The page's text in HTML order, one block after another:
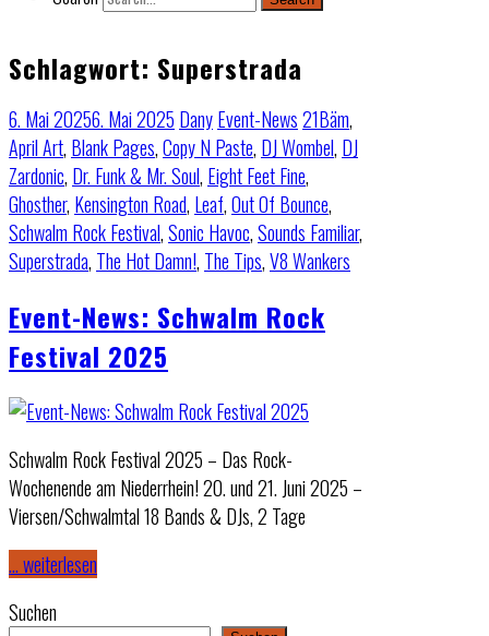
Schlagwort: Superstrada
6. Mai 20256. Mai 2025 DanyEvent-News21Bäm,
April Art, Blank Pages,Copy N Paste, DJ Wombel, DJ
Zardonic, Dr. Funk & Mr. Soul, Eight Feet Fine,
Ghosther, Kensington Road, Leaf,Out Of Bounce,
Schwalm Rock Festival,Sonic Havoc,Sounds Familiar,
Superstrada, The Hot Damn!, The Tips,V8 Wankers
Event-News: Schwalm Rock
Festival 2025
Schwalm Rock Festival 2025 – Das Rock-
Wochenende am Niederrhein! 20. und 21. Juni 2025 –
Viersen/Schwalmtal 18 Bands & DJs, 2 Tage
… weiterlesen
Suchen